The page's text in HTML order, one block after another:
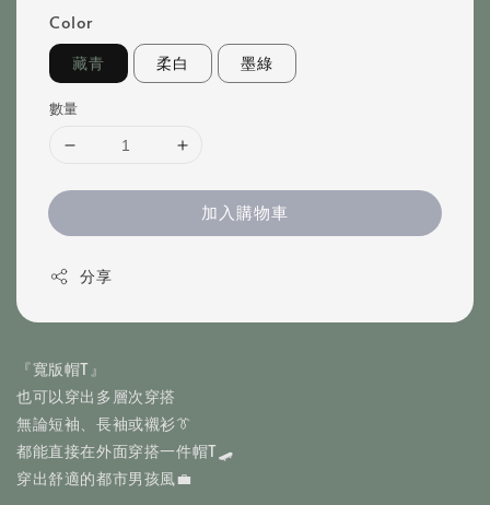
Color
藏青 柔白 墨綠
數量
加入購物車
分享
『寬版帽T』
也可以穿出多層次穿搭
無論短袖、長袖或襯衫👔
都能直接在外面穿搭一件帽T🛹
穿出舒適的都市男孩風💼